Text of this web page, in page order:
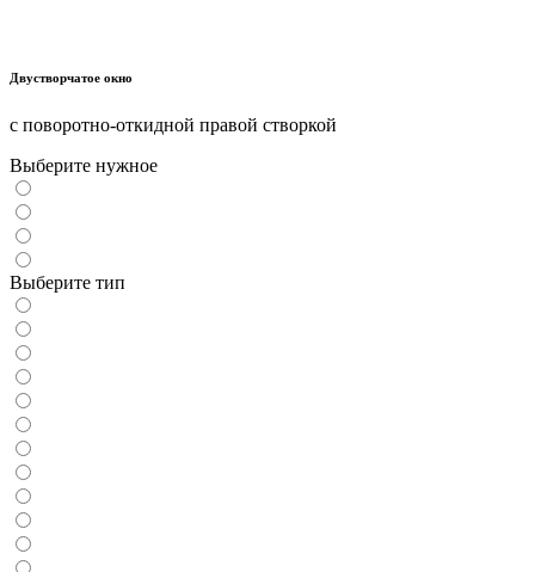
Двустворчатое окно
с поворотно-откидной правой створкой
Выберите нужное
Выберите тип